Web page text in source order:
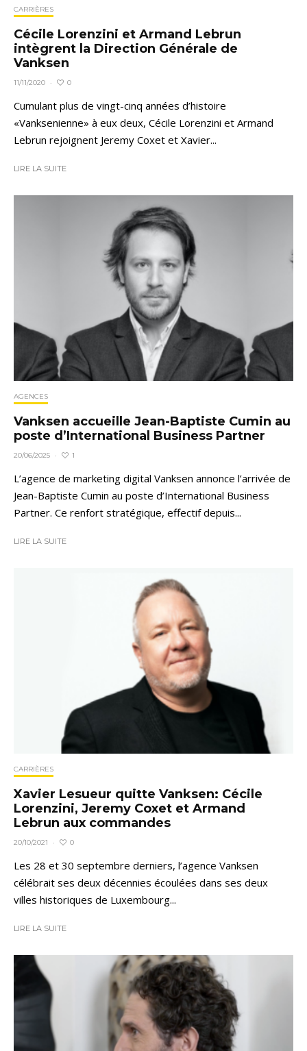
CARRIÈRES
Cécile Lorenzini et Armand Lebrun
intègrent la Direction Générale de
Vanksen
11/11/2020 · 0
Cumulant plus de vingt-cinq années d’histoire
«Vanksenienne» à eux deux, Cécile Lorenzini et Armand
Lebrun rejoignent Jeremy Coxet et Xavier...
LIRE LA SUITE
AGENCES
Vanksen accueille Jean-Baptiste Cumin au
poste d’International Business Partner
20/06/2025 · 1
L’agence de marketing digital Vanksen annonce l’arrivée de
Jean-Baptiste Cumin au poste d’International Business
Partner. Ce renfort stratégique, effectif depuis...
LIRE LA SUITE
CARRIÈRES
Xavier Lesueur quitte Vanksen: Cécile
Lorenzini, Jeremy Coxet et Armand
Lebrun aux commandes
20/10/2021 · 0
Les 28 et 30 septembre derniers, l’agence Vanksen
célébrait ses deux décennies écoulées dans ses deux
villes historiques de Luxembourg...
LIRE LA SUITE